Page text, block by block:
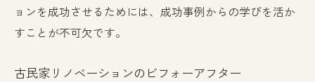
ョンを成功させるためには、成功事例からの学びを活か
すことが不可欠です。
古民家リノベーションのビフォーアフター